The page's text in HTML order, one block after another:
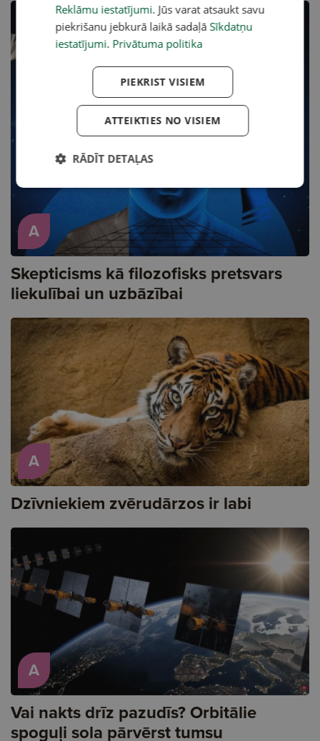
A
Skepticisms kā filozofisks pretsvars
liekulībai un uzbāzībai
A
Dzīvniekiem zvērudārzos ir labi
A
Vai nakts drīz pazudīs? Orbitālie
spoguļi sola pārvērst tumsu
Reklāmu iestatījumi. Jūs varat atsaukt savu
piekrišanu jebkurā laikā sadaļā Sīkdatņu
iestatījumi. Privātuma politika
PIEKRIST VISIEM
ATTEIKTIES NO VISIEM
RĀDĪT DETAĻAS